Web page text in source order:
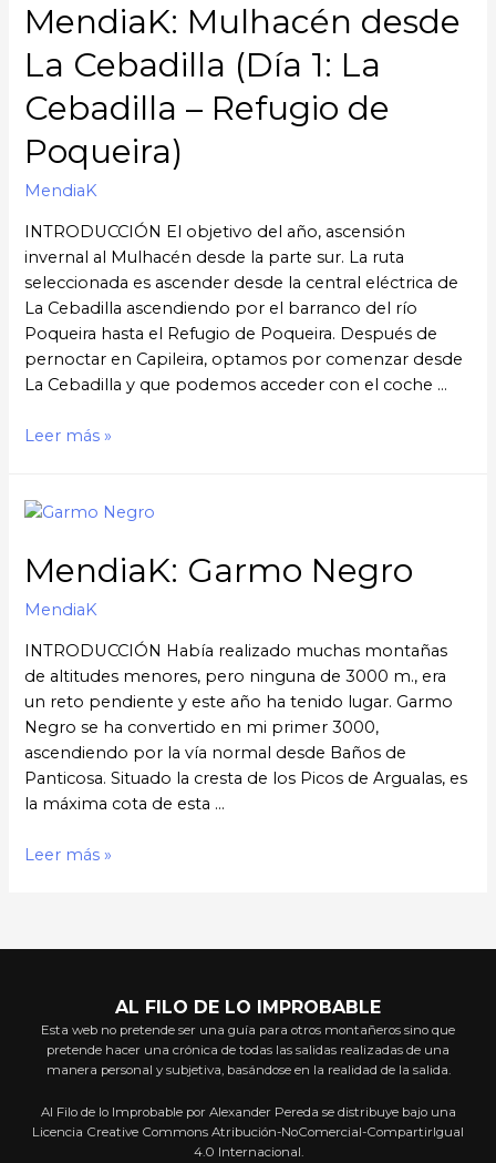
Poqueira)
MendiaK: Mulhacén desde
La Cebadilla (Día 1: La
Cebadilla – Refugio de
Poqueira)
MendiaK
INTRODUCCIÓN El objetivo del año, ascensión
invernal al Mulhacén desde la parte sur. La ruta
seleccionada es ascender desde la central eléctrica de
La Cebadilla ascendiendo por el barranco del río
Poqueira hasta el Refugio de Poqueira. Después de
pernoctar en Capileira, optamos por comenzar desde
La Cebadilla y que podemos acceder con el coche …
MendiaK:
La
(Día
1:
La
Poqueira)
Leer más »
MendiaK: Garmo Negro
MendiaK
INTRODUCCIÓN Había realizado muchas montañas
de altitudes menores, pero ninguna de 3000 m., era
un reto pendiente y este año ha tenido lugar. Garmo
Negro se ha convertido en mi primer 3000,
ascendiendo por la vía normal desde Baños de
Panticosa. Situado la cresta de los Picos de Argualas, es
la máxima cota de esta …
MendiaK:
Leer más »
AL FILO DE LO IMPROBABLE
Esta web no pretende ser una guía para otros montañeros sino que
pretende hacer una crónica de todas las salidas realizadas de una
manera personal y subjetiva, basándose en la realidad de la salida.
Al Filo de lo Improbable por Alexander Pereda se distribuye bajo una
Licencia Creative Commons Atribución-NoComercial-CompartirIgual
4.0 Internacional.